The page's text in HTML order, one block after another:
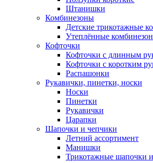
Штанишки
Комбинезоны
Детские трикотажные
Утеплённые
Кофточки
Кофточки с длинным
Кофточки с коротким
Распашонки
Рукавички, пинетки, носки
Носки
Пинетки
Рукавички
Царапки
Шапочки и чепчики
Летний ассортимент
Манишки
Трикотажные шапочки